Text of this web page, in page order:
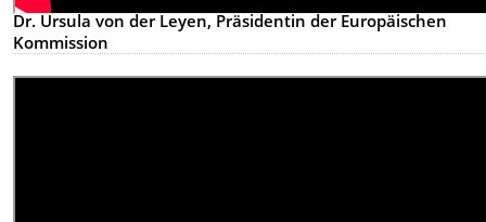
Dr. Ursula von der Leyen, Präsidentin der Europäischen
Kommission